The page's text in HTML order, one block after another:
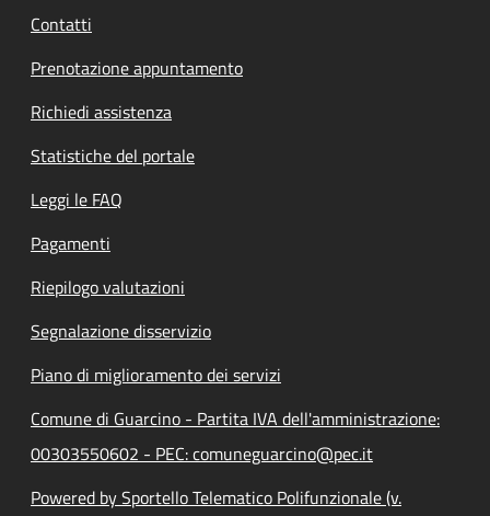
Contatti
Prenotazione appuntamento
Richiedi assistenza
Statistiche del portale
Leggi le FAQ
Pagamenti
Riepilogo valutazioni
Segnalazione disservizio
Piano di miglioramento dei servizi
Comune di Guarcino - Partita IVA dell'amministrazione:
00303550602 - PEC: comuneguarcino@pec.it
Powered by Sportello Telematico Polifunzionale (v.